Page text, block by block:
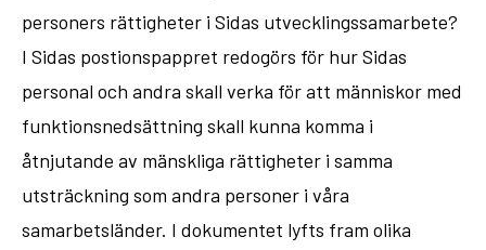
personers rättigheter i Sidas utvecklingssamarbete?
I Sidas postionspappret redogörs för hur Sidas
personal och andra skall verka för att människor med
funktionsnedsättning skall kunna komma i
åtnjutande av mänskliga rättigheter i samma
utsträckning som andra personer i våra
samarbetsländer. I dokumentet lyfts fram olika